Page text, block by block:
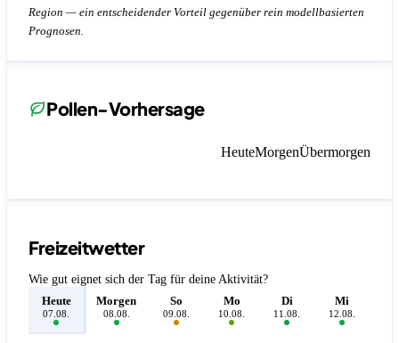
Region — ein entscheidender Vorteil gegenüber rein modellbasierten
Prognosen.
Pollen-Vorhersage
HeuteMorgenÜbermorgen
Freizeitwetter
Wie gut eignet sich der Tag für deine Aktivität?
Heute
07.08.
Morgen
08.08.
So
09.08.
Mo
10.08.
Di
11.08.
Mi
12.08.